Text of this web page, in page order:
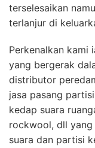
terselesaikan
terlanjur di
Perkenalkan kami
yang bergerak
distributor
jasa pasang
kedap suara
rockwool, dll yang
suara dan partisi